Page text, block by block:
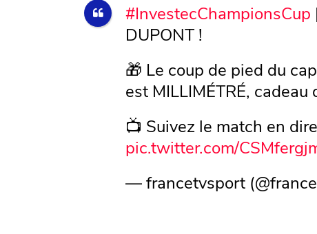
#InvestecChampionsCup
DUPONT !
🎁 Le coup de pied du
est MILLIMÉTRÉ, cadeau
📺 Suivez le match en
pic.twitter.com/
— francetvsport